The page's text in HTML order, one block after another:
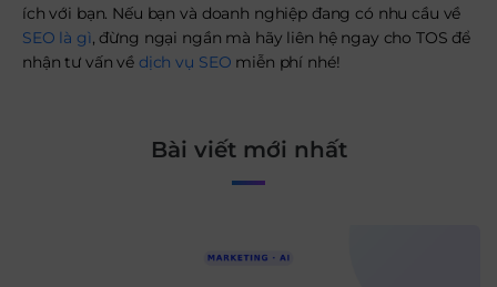
ích với bạn. Nếu bạn và doanh nghiệp đang có nhu cầu về
SEO là gì, đừng ngại ngần mà hãy liên hệ ngay cho TOS để
nhận tư vấn về dịch vụ SEO miễn phí nhé!
Bài viết mới nhất